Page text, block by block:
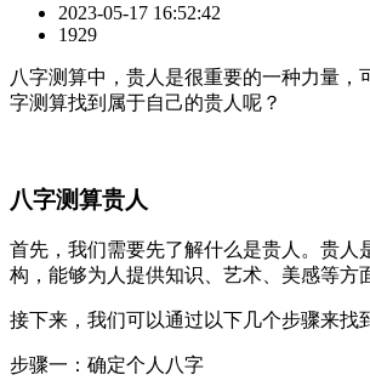
2023-05-17 16:52:42
1929
八字测算中，贵人是很重要的一种力量
字测算找到属于自己的贵人呢？
八字测算贵人
首先，我们需要先了解什么是贵人。贵
构，能够为人提供知识、艺术、美感等方
接下来，我们可以通过以下几个步骤来找
步骤一：确定个人八字